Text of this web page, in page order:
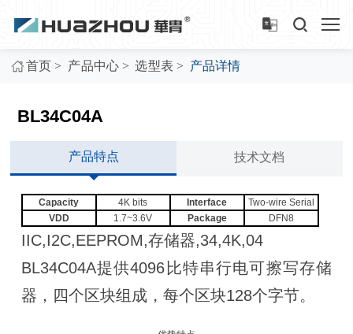
首页 > 产品中心 > 选型表 > 产品详情
BL34C04A
产品特点 技术文档
Capacity 4K bits Interface
Two-wire Serial
VDD
1.7~3.6V Package DFN8
IIC,I2C,EEPROM,存储器,34,4K,04
BL34C04A提供4096比特串行电可擦写存储
器，四个区块组成，每个区块128个字节。